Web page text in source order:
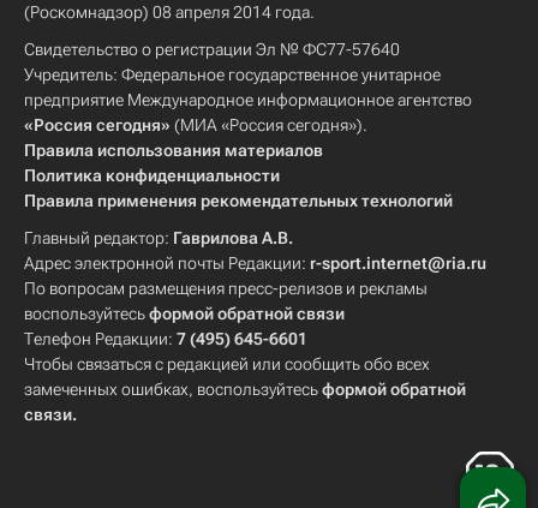
(Роскомнадзор) 08 апреля 2014 года.
Свидетельство о регистрации Эл № ФС77-57640
Учредитель: Федеральное государственное унитарное
предприятие Международное информационное агентство
«Россия сегодня» (МИА «Россия сегодня»).
Правила использования материалов
Политика конфиденциальности
Правила применения рекомендательных технологий
Главный редактор: Гаврилова А.В.
Адрес электронной почты Редакции: r-sport.internet@ria.ru
По вопросам размещения пресс-релизов и рекламы
воспользуйтесьформой обратной связи
Телефон Редакции: 7 (495) 645-6601
Чтобы связаться с редакцией или сообщить обо всех
замеченных ошибках, воспользуйтесьформой обратной
связи.